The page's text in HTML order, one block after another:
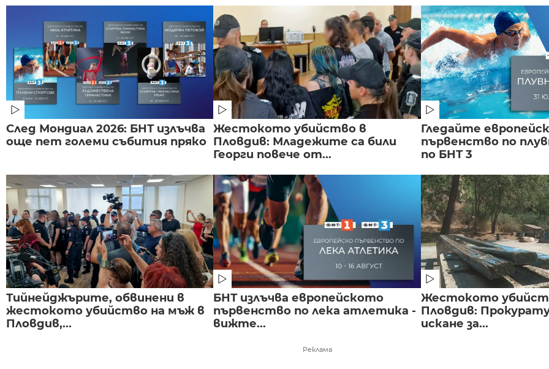
След Мондиал 2026: БНТ излъчва
още пет големи събития пряко
Жестокото убийство в
Пловдив: Младежите са били
Георги повече от...
Гледайте
първенство по
по БНТ 3
Тийнейджърите, обвинени в
жестокото убийство на мъж в
Пловдив,...
БНТ излъчва европейското
първенство по лека атлетика -
вижте...
Жестокото
Пловдив:
искане за...
Реклама